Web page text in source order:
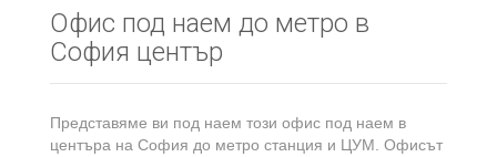
Офис под наем до метро в
София център
Представяме ви под наем този офис под наем в
центъра на София до метро станция и ЦУМ. Офисът